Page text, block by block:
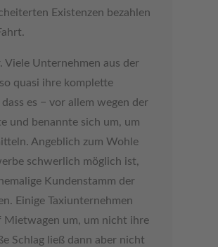
Existenzen bezahlen
Viele Unternehmen aus der
quasi ihre komplette
es − vor allem wegen der
und benannte sich um, um
Angeblich zum Wohle
schwerlich möglich ist,
Kundenstamm der
Einige Taxiunternehmen
Mietwagen um, um nicht ihre
Schlag ließ dann aber nicht